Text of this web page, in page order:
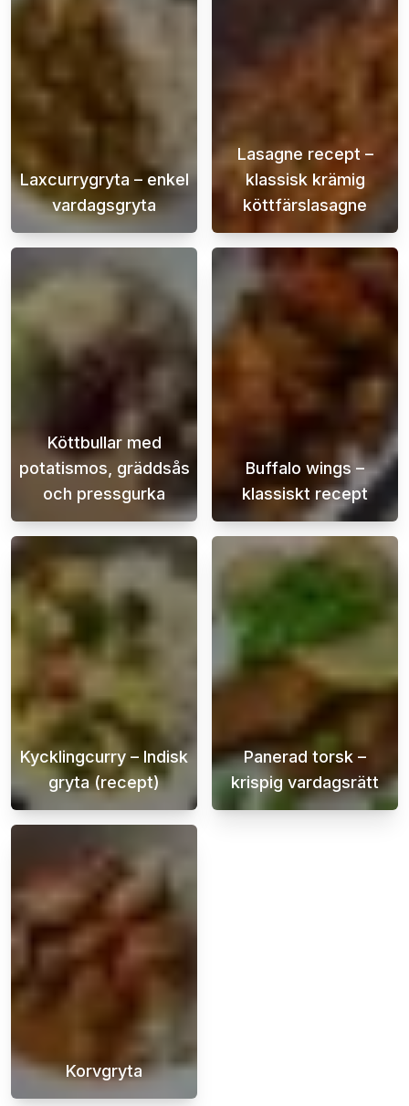
Laxcurrygryta – enkel
vardagsgryta
En lättlagad och super god laxcurrygryta
Lasagne recept –
klassisk krämig
köttfärslasagne
En krämig
Köttbullar med
potatismos, gräddsås
och pressgurka
Köttbullar med potatismos, gräddsås och
Buffalo wings –
klassiskt recept
Buffalo Wings
Kycklingcurry – Indisk
gryta (recept)
Kyckling curry är en läcker och smakrik
Panerad torsk –
krispig vardagsrätt
Krispig
Korvgryta
En smakrik korvgryta med paprika är en